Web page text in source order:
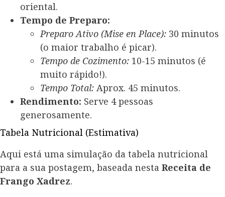
oriental.
Tempo de Preparo:
Preparo Ativo (Mise en Place): 30 minutos
(o maior trabalho é picar).
Tempo de Cozimento: 10-15 minutos (é
muito rápido!).
Tempo Total: Aprox. 45 minutos.
Rendimento: Serve 4 pessoas
generosamente.
Tabela Nutricional (Estimativa)
Aqui está uma simulação da tabela nutricional
para a sua postagem, baseada nesta Receita de
Frango Xadrez.